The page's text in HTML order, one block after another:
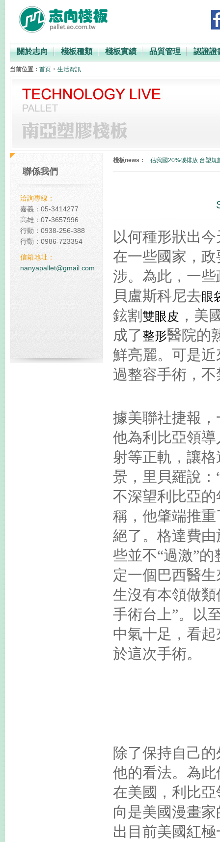
關於志向 棧板種類 棧板實績 品質管理 認證證
当前位置： 首页 > 生活資訊
聯係我們
洽詢專線：
嘉義：05-3414277
高雄：07-3657996
行動：0938-256-388
行動：0986-723354
信箱地址：
nanyapallet@gmail.com
棧板news： 佔我國20%碳排放 台塑規
台灣最快2023年徵收碳費
佔我國20%碳排放 台塑規
碳中和塑膠棧板
全球減碳表現台灣倒數第
以何種形狀出
在一些國家，
涉。為此，一
貝盧斯科尼去眼
鉉割 雙眼皮 ，美
成了整形醫院的
鮮亮麗。可是
過整容手術，
據美聯社捷報
他為利比亞領
射等正軌，讓
景，里貝羅說
不深望利比亞
稱，他肇端推重
絕了。格達費
些並不“過激”
定一個巴西醫
生沒有本領做
手術台上”。以
中氣十足，看
於這次手術。
除了保持自己
他的看法。為
在美國，利比
向是美國漫畫
出目前美國紅極